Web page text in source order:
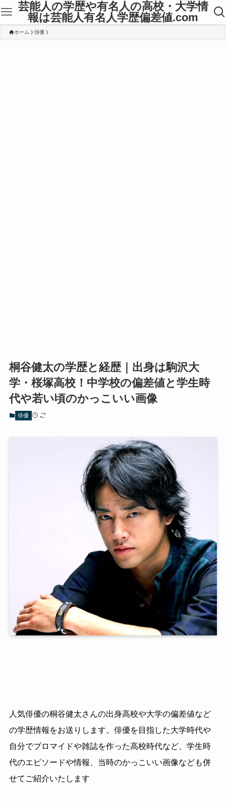
芸能人の学歴や有名人の高校・大学情
報は芸能人有名人学歴偏差値.com
ホーム 俳優
桐谷健太の学歴と経歴｜出身は駒沢大
学・桜塚高校！中学校の偏差値と学生時
代や若い頃のかっこいい画像
俳優
人気俳優の桐谷健太さんの出身高校や大学の偏差値など
の学歴情報をお送りします。俳優を目指した大学時代や
自分でブロマイドや雑誌を作った高校時代など、学生時
代のエピソードや情報、当時のかっこいい画像なども併
せてご紹介いたします